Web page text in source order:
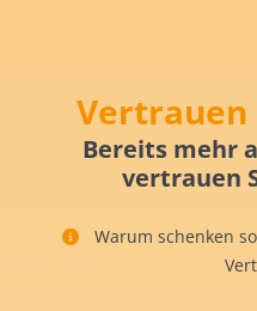
Vertrauen
Bereits mehr
vertrauen
Warum schenken